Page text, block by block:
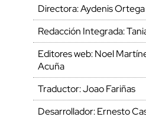
Directora: Aydenis
Redacción Integrada:
Editores web: Noel
Acuña
Traductor: Joao Fariñas
Desarrollador: Ernesto